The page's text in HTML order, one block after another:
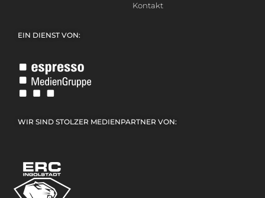
Kontakt
EIN DIENST VON:
WIR SIND STOLZER MEDIENPARTNER VON: